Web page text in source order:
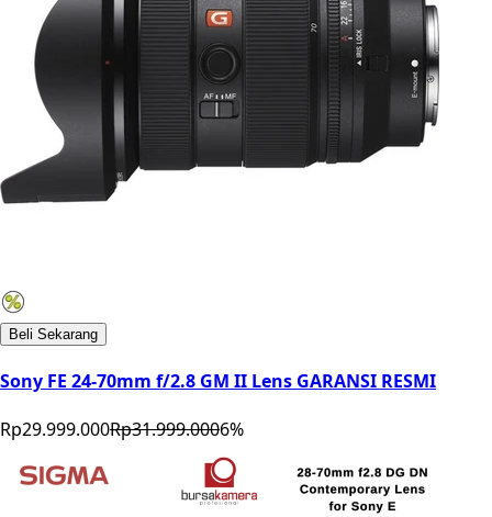
Beli Sekarang
Sony FE 24-70mm f/2.8 GM II Lens GARANSI RESMI
Rp29.999.000Rp31.999.0006%